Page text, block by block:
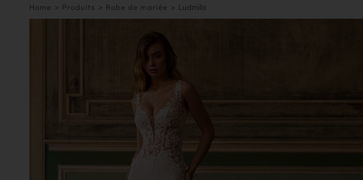
Home > Produits > Robe de mariée > Ludmila